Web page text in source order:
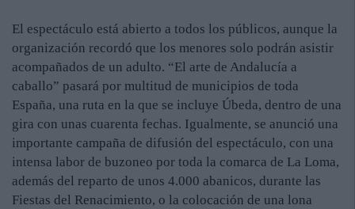
El espectáculo está abierto a todos los públicos, aunque la
organización recordó que los menores solo podrán asistir
acompañados de un adulto. “El arte de Andalucía a
caballo” pasará por multitud de municipios de toda
España, una ruta en la que se incluye Úbeda, dentro de una
gira con unas cuarenta fechas. Igualmente, se anunció una
importante campaña de difusión del espectáculo, con una
intensa labor de buzoneo por toda la comarca de La Loma,
además del reparto de unos 4.000 abanicos, durante las
Fiestas del Renacimiento, o la colocación de una lona